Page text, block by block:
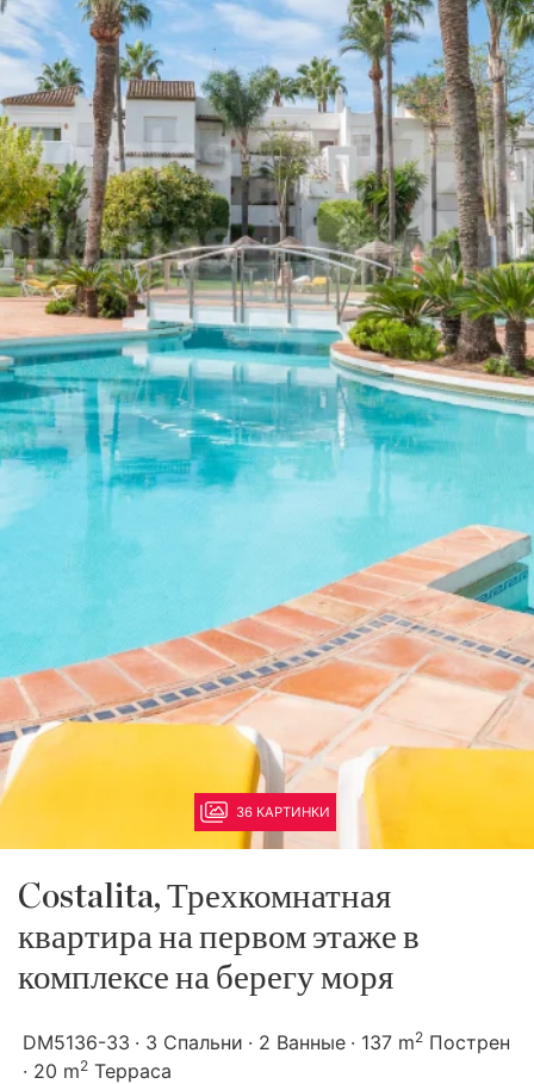
36 КАРТИНКИ
Costalita, Трехкомнатная
квартира на первом этаже в
комплексе на берегу моря
DM5136-33 3 Спальни 2 Ванные 137 m2 Пострен
20 m2 Терраса